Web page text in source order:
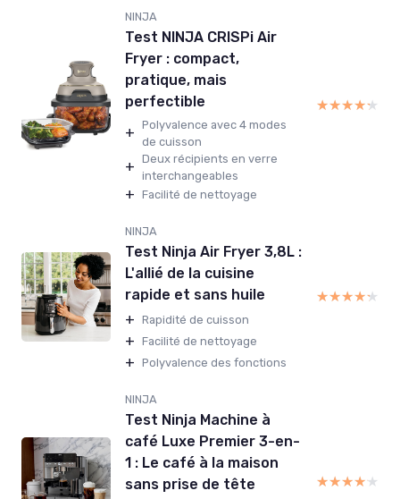
NINJA
Test NINJA CRISPi Air
Fryer : compact,
pratique, mais
perfectible
+ Polyvalence avec 4 modes
de cuisson
+ Deux récipients en verre
interchangeables
+ Facilité de nettoyage
★★★★★
★★★★★
NINJA
Test Ninja Air Fryer 3,8L :
L'allié de la cuisine
rapide et sans huile
+ Rapidité de cuisson
+ Facilité de nettoyage
+ Polyvalence des fonctions
★★★★★
★★★★★
NINJA
Test Ninja Machine à
café Luxe Premier 3-en-
1 : Le café à la maison
sans prise de tête
★★★★★
★★★★★